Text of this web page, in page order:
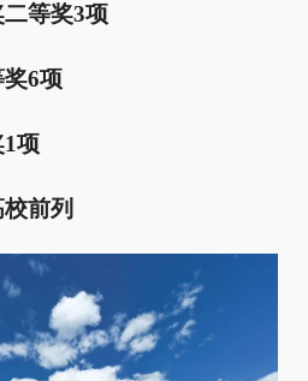
等奖3项
奖6项
1项
前列